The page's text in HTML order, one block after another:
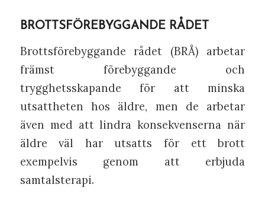
BROTTSFÖREBYGGANDE RÅDET
Brottsförebyggande rådet (BRÅ) arbetar
främst förebyggande och
trygghetsskapande för att minska
utsattheten hos äldre, men de arbetar
även med att lindra konsekvenserna när
äldre väl har utsatts för ett brott
exempelvis genom att erbjuda
samtalsterapi.